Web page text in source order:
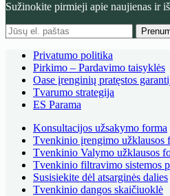
Sužinokite pirmieji apie naujienas ir
Privatumo politika
Pirkimo – Pardavimo taisyklės
Oase įrenginių pratęstos
Tvarumo strategija
ES Parama
Konsultacijos užsakymo forma
Tvenkinio įrengimo užklausos
Tvenkinio Valymo užklausos
Tvenkinio filtravimo sistemos
Susisiekite dėl atsarginės dalies
Tvenkinio dangos skaičiuoklė